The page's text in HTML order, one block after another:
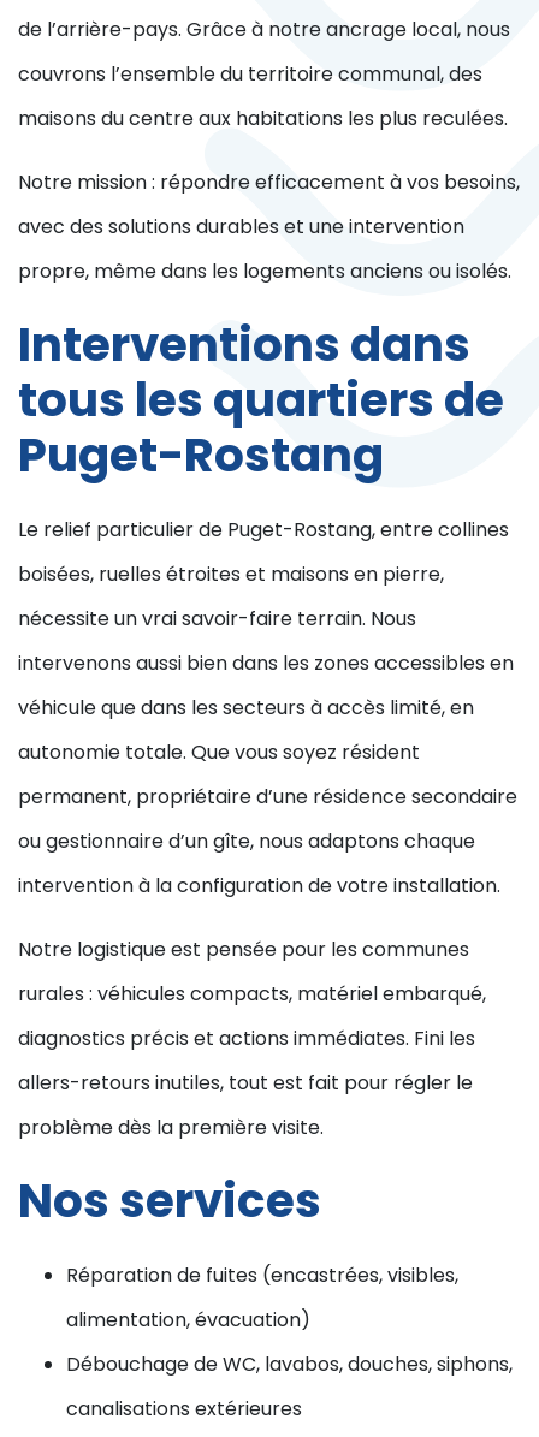
de l’arrière-pays. Grâce à notre ancrage local, nous
couvrons l’ensemble du territoire communal, des
maisons du centre aux habitations les plus reculées.
Notre mission : répondre efficacement à vos besoins,
avec des solutions durables et une intervention
propre, même dans les logements anciens ou isolés.
Interventions dans
tous les quartiers de
Puget-Rostang
Le relief particulier de Puget-Rostang, entre collines
boisées, ruelles étroites et maisons en pierre,
nécessite un vrai savoir-faire terrain. Nous
intervenons aussi bien dans les zones accessibles en
véhicule que dans les secteurs à accès limité, en
autonomie totale. Que vous soyez résident
permanent, propriétaire d’une résidence secondaire
ou gestionnaire d’un gîte, nous adaptons chaque
intervention à la configuration de votre installation.
Notre logistique est pensée pour les communes
rurales : véhicules compacts, matériel embarqué,
diagnostics précis et actions immédiates. Fini les
allers-retours inutiles, tout est fait pour régler le
problème dès la première visite.
Nos services
Réparation de fuites (encastrées, visibles,
alimentation, évacuation)
Débouchage de WC, lavabos, douches, siphons,
canalisations extérieures